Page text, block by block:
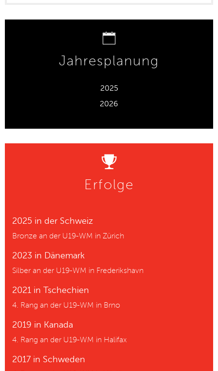
Jahresplanung
2025
2026
Erfolge
2025 in der Schweiz
Bronze an der U19-WM in Zürich
2023 in Dänemark
Silber an der U19-WM in Frederikshavn
2021 in Tschechien
4. Rang an der U19-WM in Brno
2019 in Kanada
4. Rang an der U19-WM in Halifax
2017 in Schweden